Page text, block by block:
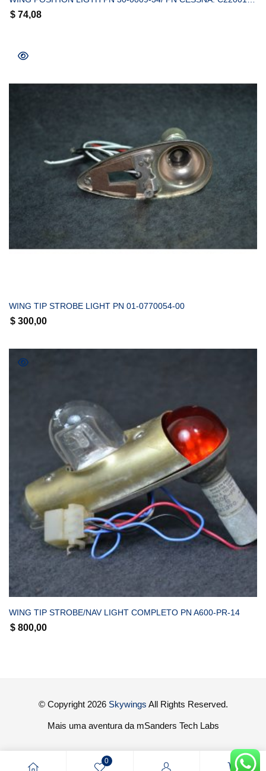
$ 74,08
WING TIP STROBE LIGHT PN 01-0770054-00
$ 300,00
COMPRAR
WING TIP STROBE/NAV LIGHT COMPLETO PN A600-PR-14
$ 800,00
0 0
© Copyright 2026 Skywings All Rights Reserved.
Mais uma aventura da mSanders Tech Labs